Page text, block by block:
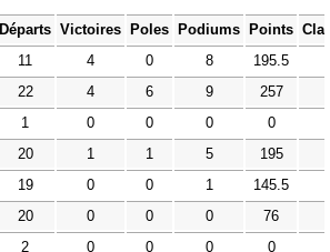
Départs Victoires Poles Podiums Points
11 4 0 8
195.5
22 4 6 9
257
1 0 0 0
0
20 1 1 5
195
19 0 0 1
145.5
20 0 0 0
76
2 0 0 0 0